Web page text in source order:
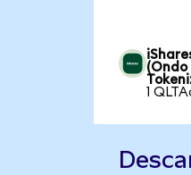
(Ondo
1